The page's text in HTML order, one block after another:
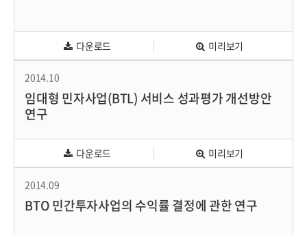
다운로드 미리보기
2014.10
임대형 민자사업(BTL) 서비스 성과평가 개선방안
연구
다운로드 미리보기
2014.09
BTO 민간투자사업의 수익률 결정에 관한 연구